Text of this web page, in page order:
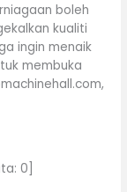
boleh
kualiti
ingin menaik
membuka
0